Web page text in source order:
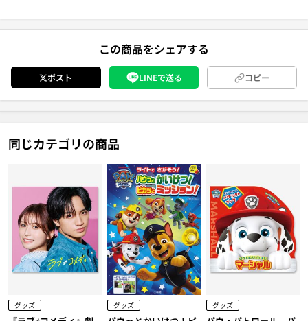
この商品をシェアする
ポスト LINEで送る コピー
同じカテゴリの商品
グッズ
グッズ
グッズ